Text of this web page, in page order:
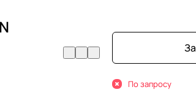
По запросу